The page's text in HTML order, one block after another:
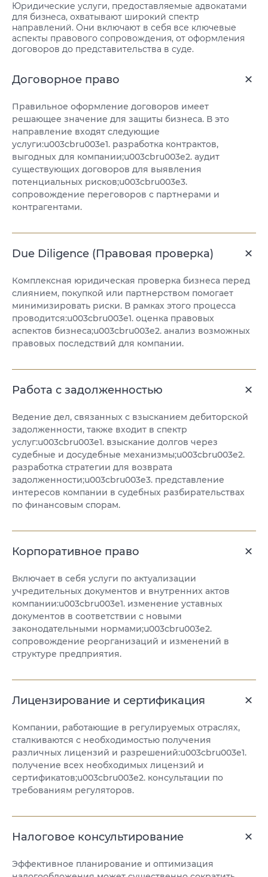
Юридические услуги, предоставляемые адвокатами
для бизнеса, охватывают широкий спектр
направлений. Они включают в себя все ключевые
аспекты правового сопровождения, от оформления
договоров до представительства в суде.
Договорное право
Правильное оформление договоров имеет
решающее значение для защиты бизнеса. В это
направление входят следующие
услуги:u003cbru003e1. разработка контрактов,
выгодных для компании;u003cbru003e2. аудит
существующих договоров для выявления
потенциальных рисков;u003cbru003e3.
сопровождение переговоров с партнерами и
контрагентами.
Due Diligence (Правовая проверка)
Комплексная юридическая проверка бизнеса перед
слиянием, покупкой или партнерством помогает
минимизировать риски. В рамках этого процесса
проводится:u003cbru003e1. оценка правовых
аспектов бизнеса;u003cbru003e2. анализ возможных
правовых последствий для компании.
Работа с задолженностью
Ведение дел, связанных с взысканием дебиторской
задолженности, также входит в спектр
услуг:u003cbru003e1. взыскание долгов через
судебные и досудебные механизмы;u003cbru003e2.
разработка стратегии для возврата
задолженности;u003cbru003e3. представление
интересов компании в судебных разбирательствах
по финансовым спорам.
Корпоративное право
Включает в себя услуги по актуализации
учредительных документов и внутренних актов
компании:u003cbru003e1. изменение уставных
документов в соответствии с новыми
законодательными нормами;u003cbru003e2.
сопровождение реорганизаций и изменений в
структуре предприятия.
Лицензирование и сертификация
Компании, работающие в регулируемых отраслях,
сталкиваются с необходимостью получения
различных лицензий и разрешений:u003cbru003e1.
получение всех необходимых лицензий и
сертификатов;u003cbru003e2. консультации по
требованиям регуляторов.
Налоговое консультирование
Эффективное планирование и оптимизация